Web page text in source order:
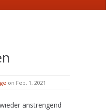
on Feb. 1, 2021
anstrengend